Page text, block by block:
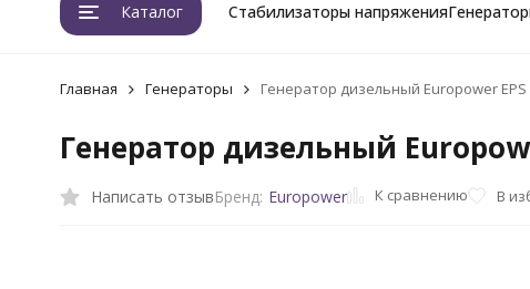
Каталог Стабилизаторы напряжения
Главная Генераторы Генератор дизельный Europower EPS
Генератор дизельный
Написать отзывБренд: Europower К сравнению В